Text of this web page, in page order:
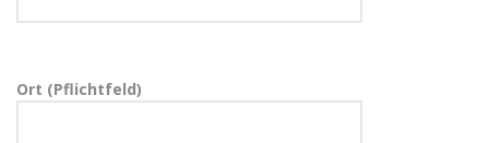
Ort (Pflichtfeld)